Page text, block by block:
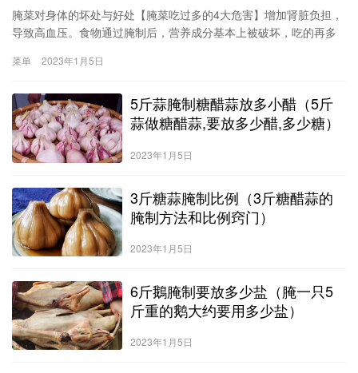
腌菜对身体的坏处与好处【腌菜吃过多的4大危害】增加肾脏负担，
导致高血压。食物通过腌制后，营养成分基本上被破坏，吃的再多
的含盐量过高，而身体里的盐过高，就会影响身体的水平衡，导致
菜单 2023年1月5日
5斤蒜腌制糖醋蒜放多小醋（5斤
蒜做糖醋蒜,要放多少醋,多少糖）
2023年1月5日
3斤糖蒜腌制比例（3斤糖醋蒜的
腌制方法和比例窍门）
2023年1月5日
6斤鵝腌制要放多少盐（腌一只5
斤重的鹅大约要用多少盐）
2023年1月5日